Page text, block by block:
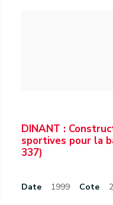
DINANT :
sportives pour la
337)
Date 1999 Cote